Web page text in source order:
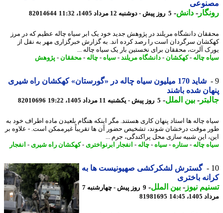
-دانش -5 روز پیش - دوشنبه 12 مرداد 1405، 11:32 82014644
دانشگاه مریلند در پژوهش جدید خود یک ابر سیاه چاله عظیم که در مرز
سرگردان است را رصد کرده اند. به گزارش خبرگزاری مهر به نقل از
آلرت، محققان برای نخستین بار یک سیاه چاله ...
چاله -کهکشان-دانشگاه مریلند-سیاه-چاله -محققان-پژوهش
شاید 170 میلیون سیاه چاله در «گورستان» کهکشان راه شیری
شده باشند
-بین الملل-5 روز پیش - یکشنبه 11 مرداد 1405، 19:22 82010696
چاله ها استاد پنهان کاری هستند. مگر اینکه هنگام بلعیدن ماده اطراف خود به
موقت درخشان شوند، تشخیص حضور آن ها تقریباً غیرممکن است. - علاوه بر
این شبیه سازی محل پراکندگی، جرم ...
چاله -ستاره-سیاه-چاله -انفجار ابرنواختری- کهکشان راه شیری- انفجار
گسترش لشکرکشی صهیونیست ها به
باختری
نیوز-بین الملل-
9 روز پیش - چهارشنبه 7
14:45
81981695